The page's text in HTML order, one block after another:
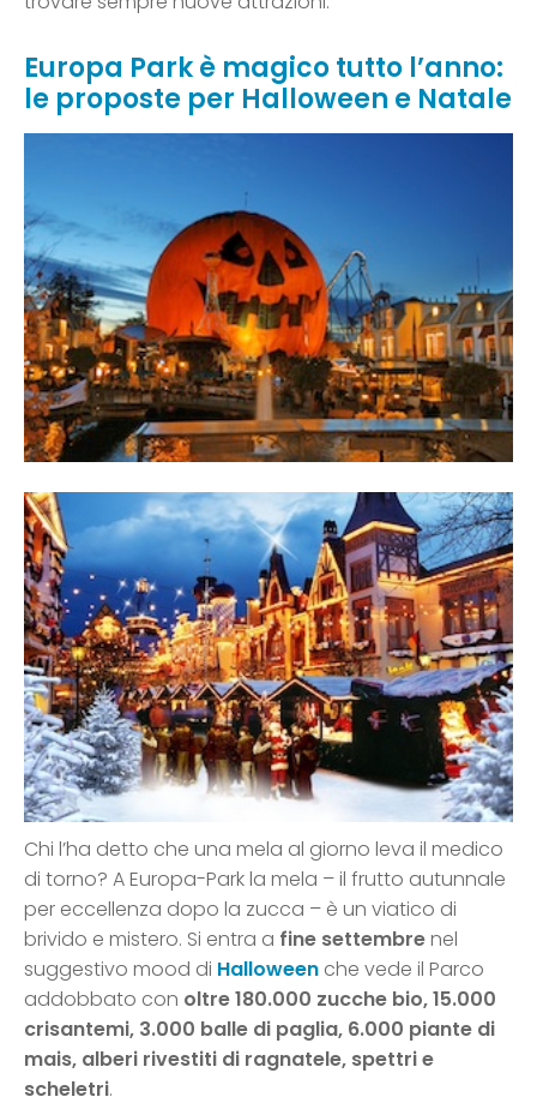
Europa Park è magico tutto l’anno:
le proposte per Halloween e Natale
Chi l’ha detto che una mela al giorno leva il medico
di torno? A Europa-Park la mela – il frutto autunnale
per eccellenza dopo la zucca – è un viatico di
brivido e mistero. Si entra a fine settembrenel
suggestivo mood di Halloween che vede il Parco
addobbato con oltre 180.000 zucche bio, 15.000
crisantemi, 3.000 balle di paglia, 6.000 piante di
mais, alberi rivestiti di ragnatele, spettri e
scheletri.